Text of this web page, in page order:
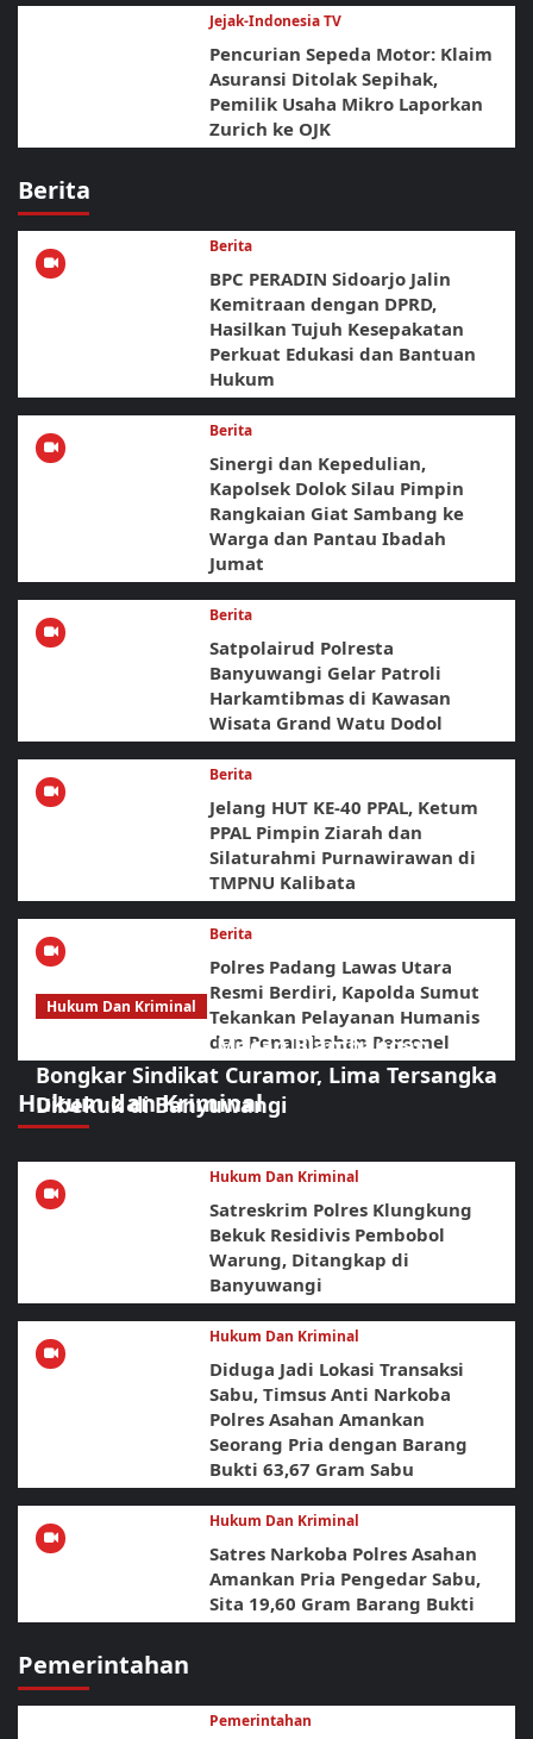
Jejak-Indonesia TV
Pencurian Sepeda Motor: Klaim
Asuransi Ditolak Sepihak,
Pemilik Usaha Mikro Laporkan
Zurich ke OJK
Berita
Berita
BPC PERADIN Sidoarjo Jalin
Kemitraan dengan DPRD,
Hasilkan Tujuh Kesepakatan
Perkuat Edukasi dan Bantuan
Hukum
Berita
Sinergi dan Kepedulian,
Kapolsek Dolok Silau Pimpin
Rangkaian Giat Sambang ke
Warga dan Pantau Ibadah
Jumat
Berita
Satpolairud Polresta
Banyuwangi Gelar Patroli
Harkamtibmas di Kawasan
Wisata Grand Watu Dodol
Berita
Jelang HUT KE-40 PPAL, Ketum
PPAL Pimpin Ziarah dan
Silaturahmi Purnawirawan di
TMPNU Kalibata
Berita
Polres Padang Lawas Utara
Resmi Berdiri, Kapolda Sumut
Tekankan Pelayanan Humanis
dan Penambahan Personel
Hukum dan Kriminal
Hukum Dan Kriminal
Sikat Habis! URC Macan Blambangan
Bongkar Sindikat Curamor, Lima Tersangka
Dibekuk di Banyuwangi
Hukum Dan Kriminal
Satreskrim Polres Klungkung
Bekuk Residivis Pembobol
Warung, Ditangkap di
Banyuwangi
Hukum Dan Kriminal
Diduga Jadi Lokasi Transaksi
Sabu, Timsus Anti Narkoba
Polres Asahan Amankan
Seorang Pria dengan Barang
Bukti 63,67 Gram Sabu
Hukum Dan Kriminal
Satres Narkoba Polres Asahan
Amankan Pria Pengedar Sabu,
Sita 19,60 Gram Barang Bukti
Pemerintahan
Pemerintahan